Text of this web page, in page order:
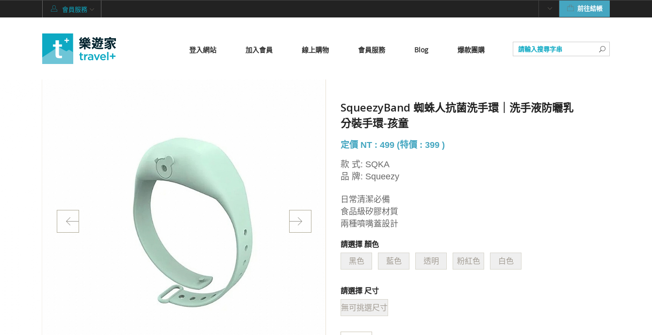
會員服務 前往結帳
登入網站 加入會員 線上購物 會員服務 Blog 爆款團購
SqueezyBand 蜘蛛人抗菌洗手環｜洗手液防曬乳
分裝手環-孩童
定價 NT : 499 (特價 : 399 )
款 式: SQKA
品 牌: Squeezy
日常清潔必備
食品級矽膠材質
兩種噴嘴蓋設計
請選擇 顏色
黑色 藍色 透明 粉紅色 白色
請選擇 尺寸
無可挑選尺寸